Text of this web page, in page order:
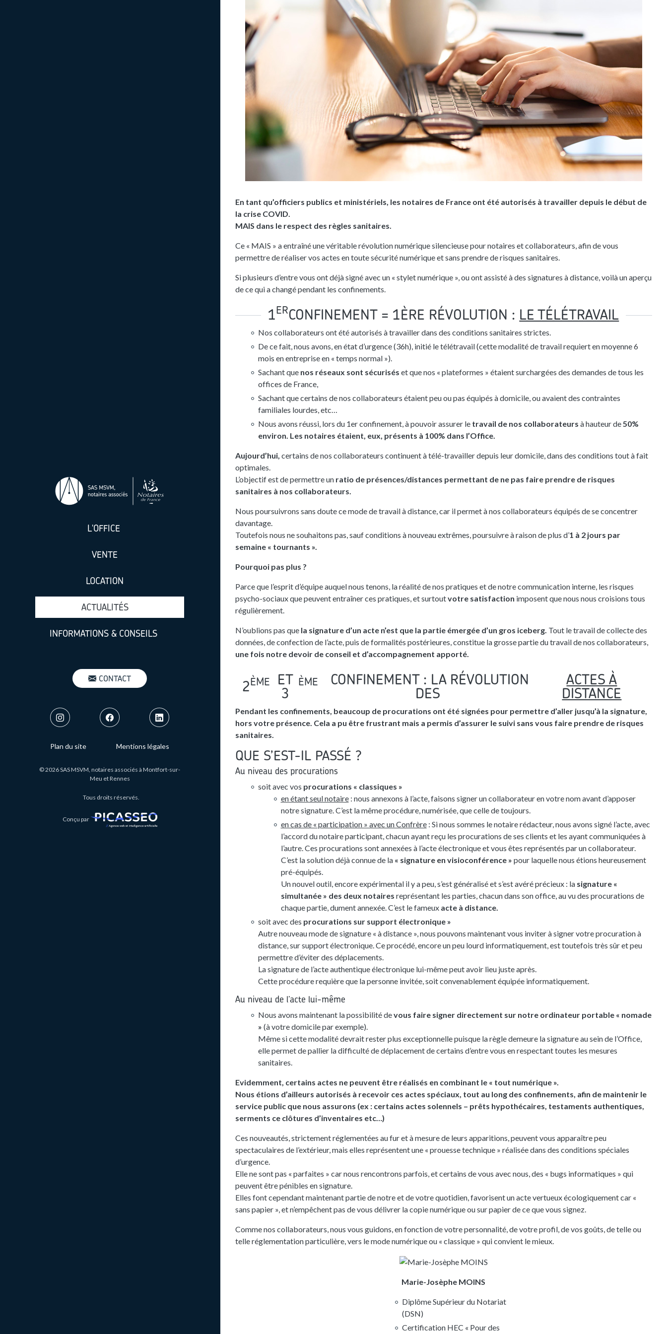
L'OFFICE
VENTE
LOCATION
ACTUALITÉS
INFORMATIONS & CONSEILS
MENU : BOUTON CONTACT
CONTACT
MENU : SOCIAL NETWORKS
Plan du site Mentions légales
©2026SAS MSVM, notaires associés à Montfort-sur-
Meu et Rennes
Tous droits réservés.
Conçu par
En tant qu’officiers publics et ministériels, les notaires de France ont été autorisés à travailler depuis le début de
la crise COVID.
MAIS dans le respect des règles sanitaires.
Ce « MAIS » a entraîné une véritable révolution numérique silencieuse pour notaires et collaborateurs, afin de vous
permettre de réaliser vos actes en toute sécurité numérique et sans prendre de risques sanitaires.
Si plusieurs d’entre vous ont déjà signé avec un « stylet numérique », ou ont assisté à des signatures à distance, voilà un aperçu
de ce qui a changé pendant les confinements.
1ERCONFINEMENT = 1ÈRE RÉVOLUTION : LE TÉLÉTRAVAIL
Nos collaborateurs ont été autorisés à travailler dans des conditions sanitaires strictes.
De ce fait, nous avons, en état d’urgence (36h), initié le télétravail (cette modalité de travail requiert en moyenne 6
mois en entreprise en « temps normal »).
Sachant que nos réseaux sont sécurisés et que nos « plateformes » étaient surchargées des demandes de tous les
offices de France,
Sachant que certains de nos collaborateurs étaient peu ou pas équipés à domicile, ou avaient des contraintes
familiales lourdes, etc…
Nous avons réussi, lors du 1er confinement, à pouvoir assurer le travail de nos collaborateurs à hauteur de50%
environ. Les notaires étaient, eux, présents à 100% dans l’Office.
Aujourd’hui, certains de nos collaborateurs continuent à télé-travailler depuis leur domicile, dans des conditions tout à fait
optimales.
L’objectif est de permettre un ratio de présences/distances permettant de ne pas faire prendre de risques
sanitaires à nos collaborateurs.
Nous poursuivrons sans doute ce mode de travail à distance, car il permet à nos collaborateurs équipés de se concentrer
davantage.
Toutefois nous ne souhaitons pas, sauf conditions à nouveau extrêmes, poursuivre à raison de plus d’1 à 2 jours par
semaine « tournants ».
Pourquoi pas plus ?
Parce que l’esprit d’équipe auquel nous tenons, la réalité de nos pratiques et de notre communication interne, les risques
psycho-sociaux que peuvent entraîner ces pratiques, et surtoutvotre satisfaction imposent que nous nous croisions tous
régulièrement.
N’oublions pas que la signature d’un acte n’est que la partie émergée d’un gros iceberg. Tout le travail de collecte des
données, de confection de l’acte, puis de formalités postérieures, constitue la grosse partie du travail de nos collaborateurs,
une fois notre devoir de conseil et d’accompagnement apporté.
2ÈME ET
3
ÈME CONFINEMENT : LA RÉVOLUTION
DES
ACTES À
DISTANCE
Pendant les confinements, beaucoup de procurations ont été signées pour permettre d’aller jusqu’à la signature,
hors votre présence. Cela a pu être frustrant mais a permis d’assurer le suivi sans vous faire prendre de risques
sanitaires.
QUE S’EST-IL PASSÉ ?
Au niveau des procurations
soit avec vos procurations « classiques »
en étant seul notaire: nous annexons à l’acte, faisons signer un collaborateur en votre nom avant d’apposer
notre signature. C’est la même procédure, numérisée, que celle de toujours.
en cas de « participation » avec un Confrère: Si nous sommes le notaire rédacteur, nous avons signé l’acte, avec
l’accord du notaire participant, chacun ayant reçu les procurations de ses clients et les ayant communiquées à
l’autre. Ces procurations sont annexées à l’acte électronique et vous êtes représentés par un collaborateur.
C’est la solution déjà connue de la « signature en visioconférence » pour laquelle nous étions heureusement
pré-équipés.
Un nouvel outil, encore expérimental il y a peu, s’est généralisé et s’est avéré précieux : la signature «
simultanée » des deux notaires représentant les parties, chacun dans son office, au vu des procurations de
chaque partie, dument annexée. C’est le fameux acte à distance.
soit avec des procurations sur support électronique »
Autre nouveau mode de signature « à distance », nous pouvons maintenant vous inviter à signer votre procuration à
distance, sur support électronique. Ce procédé, encore un peu lourd informatiquement, est toutefois très sûr et peu
permettre d’éviter des déplacements.
La signature de l’acte authentique électronique lui-même peut avoir lieu juste après.
Cette procédure requière que la personne invitée, soit convenablement équipée informatiquement.
Au niveau de l’acte lui-même
Nous avons maintenant la possibilité devous faire signer directement sur notre ordinateur portable « nomade
» (à votre domicile par exemple).
Même si cette modalité devrait rester plus exceptionnelle puisque la règle demeure la signature au sein de l’Office,
elle permet de pallier la difficulté de déplacement de certains d’entre vous en respectant toutes les mesures
sanitaires.
Evidemment, certains actes ne peuvent être réalisés en combinant le « tout numérique ».
Nous étions d’ailleurs autorisés à recevoir ces actes spéciaux, tout au long des confinements, afin de maintenir le
service public que nous assurons (ex : certains actes solennels – prêts hypothécaires, testaments authentiques,
serments ce clôtures d’inventaires etc…)
Ces nouveautés, strictement réglementées au fur et à mesure de leurs apparitions, peuvent vous apparaître peu
spectaculaires de l’extérieur, mais elles représentent une « prouesse technique » réalisée dans des conditions spéciales
d’urgence.
Elle ne sont pas « parfaites » car nous rencontrons parfois, et certains de vous avec nous, des « bugs informatiques » qui
peuvent être pénibles en signature.
Elles font cependant maintenant partie de notre et de votre quotidien, favorisent un acte vertueux écologiquement car «
sans papier », et n’empêchent pas de vous délivrer la copie numérique ou sur papier de ce que vous signez.
Comme nos collaborateurs, nous vous guidons, en fonction de votre personnalité, de votre profil, de vos goûts, de telle ou
telle réglementation particulière, vers le mode numérique ou « classique » qui convient le mieux.
Marie-Josèphe MOINS
Diplôme Supérieur du Notariat
(DSN)
Certification HEC « Pour des